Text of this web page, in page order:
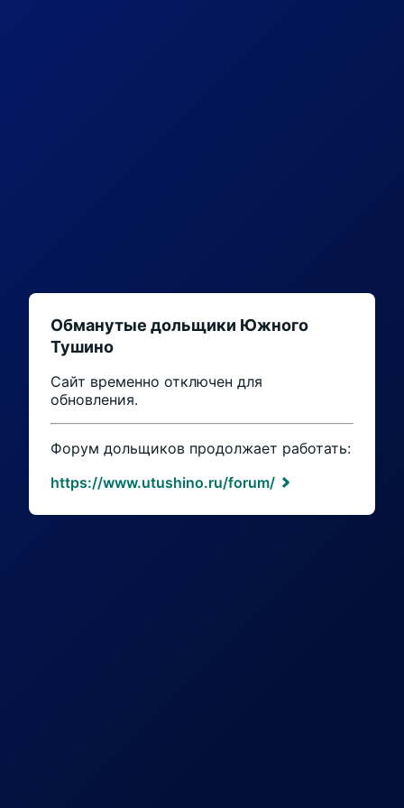
Обманутые дольщики Южного
Тушино
Сайт временно отключен для
обновления.
Форум дольщиков продолжает работать:
https://www.utushino.ru/forum/